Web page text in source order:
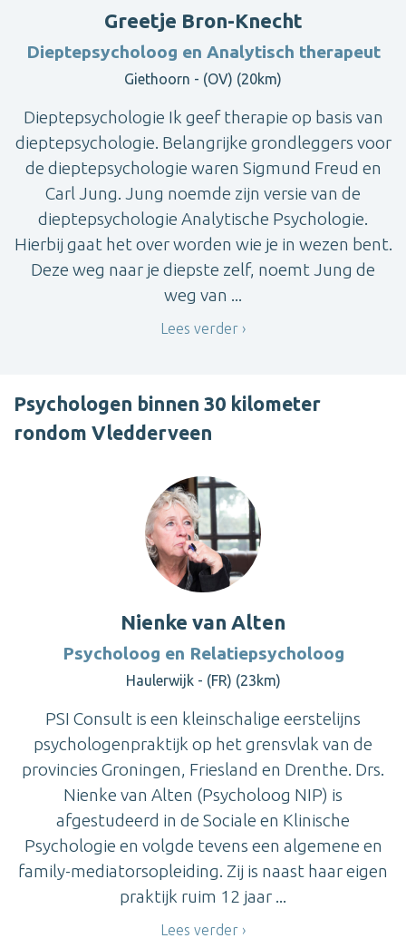
Greetje Bron-Knecht
Dieptepsycholoog en Analytisch therapeut
Giethoorn - (OV) (20km)
Dieptepsychologie Ik geef therapie op basis van
dieptepsychologie. Belangrijke grondleggers voor
de dieptepsychologie waren Sigmund Freud en
Carl Jung. Jung noemde zijn versie van de
dieptepsychologie Analytische Psychologie.
Hierbij gaat het over worden wie je in wezen bent.
Deze weg naar je diepste zelf, noemt Jung de
weg van ...
Lees verder
Psychologen binnen 30 kilometer
rondom Vledderveen
Nienke van Alten
Psycholoog en Relatiepsycholoog
Haulerwijk - (FR) (23km)
PSI Consult is een kleinschalige eerstelijns
psychologenpraktijk op het grensvlak van de
provincies Groningen, Friesland en Drenthe. Drs.
Nienke van Alten (Psycholoog NIP) is
afgestudeerd in de Sociale en Klinische
Psychologie en volgde tevens een algemene en
family-mediatorsopleiding. Zij is naast haar eigen
praktijk ruim 12 jaar ...
Lees verder